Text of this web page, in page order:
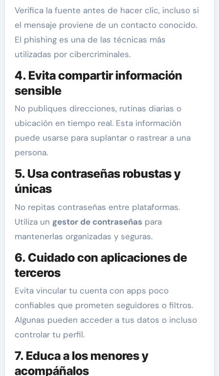
Verifica la fuente antes de hacer clic, incluso si
el mensaje proviene de un contacto conocido.
El phishing es una de las técnicas más
utilizadas por cibercriminales.
4. Evita compartir información
sensible
No publiques direcciones, rutinas diarias o
ubicación en tiempo real. Esta información
puede usarse para suplantar o rastrear a una
persona.
5. Usa contraseñas robustas y
únicas
No repitas contraseñas entre plataformas.
Utiliza un gestor de contraseñaspara
mantenerlas organizadas y seguras.
6. Cuidado con aplicaciones de
terceros
Evita vincular tu cuenta con apps poco
confiables que prometen seguidores o filtros.
Algunas pueden acceder a tus datos o incluso
controlar tu perfil.
7. Educa a los menores y
acompáñalos